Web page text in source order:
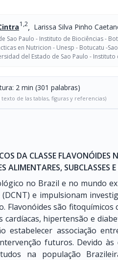
1,2, Larissa Silva Pinho
Sao Paulo - Instituto de Biociências -
en Nutricion - Unesp - Botucatu -
del Estado de Sao Paulo - Instituto
2 min (301 palabras)
de las tablas, figuras y referencias)
DA CLASSE
ALIMENTARES, SUBCLASSES
no Brazil e no mundo
e impulsionam
Flavonóides são fitoquímicos
cardíacas, hipertensão e
estabelecer associação
futuros. Devido
na população